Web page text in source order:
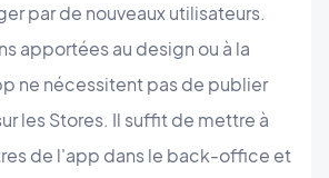
par de nouveaux utilisateurs.
apportées au design ou à la
ne nécessitent pas de publier
les Stores. Il suffit de mettre à
de l'app dans le back-office et